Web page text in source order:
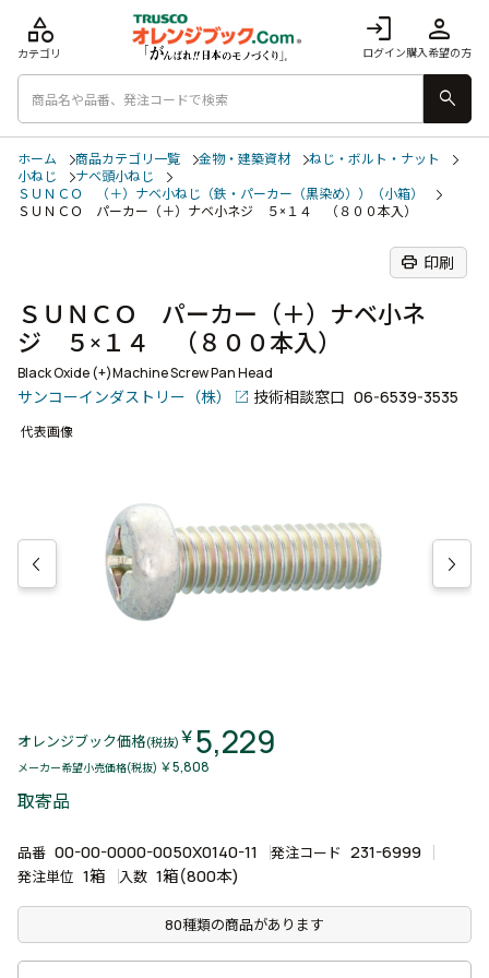
login
ログイン
person
購入希望の方
category
カテゴリ
search
ホーム 商品カテゴリ一覧 金物・建築資材
ねじ・ボルト・ナット
小ねじ
ナベ頭小ねじ
ＳＵＮＣＯ （＋）ナベ小ねじ（鉄・パーカー（黒染め））（小箱）
ＳＵＮＣＯ パーカー（＋）ナベ小ネジ ５×１４ （８００本入）
print 印刷
ＳＵＮＣＯ パーカー（＋）ナベ小ネ
ジ ５×１４ （８００本入）
Black Oxide (+)Machine Screw Pan Head
サンコーインダストリー（株） 技術相談窓口 06-6539-3535
代表画像
オレンジブック価格(税抜) ￥5,229
メーカー希望小売価格(税抜) ￥5,808
取寄品
品番 00-00-0000-0050X0140-11 発注コード 231-6999
発注単位 1箱 入数 1箱(800本)
80種類の商品があります